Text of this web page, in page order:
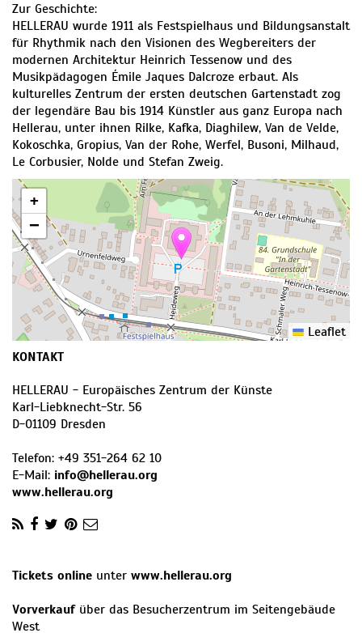
Zur Geschichte:
HELLERAU wurde 1911 als Festspielhaus und Bildungsanstalt
für Rhythmik nach den Visionen des Wegbereiters der
modernen Architektur Heinrich Tessenow und des
Musikpädagogen Émile Jaques Dalcroze erbaut. Als
kulturelles Zentrum der ersten deutschen Gartenstadt zog
der legendäre Bau bis 1914 Künstler aus ganz Europa nach
Hellerau, unter ihnen Rilke, Kafka, Diaghilew, Van de Velde,
Kokoschka, Gropius, Van der Rohe, Werfel, Busoni, Milhaud,
Le Corbusier, Nolde und Stefan Zweig.
+
−
Leaflet
KONTAKT
HELLERAU - Europäisches Zentrum der Künste
Karl-Liebknecht-Str. 56
D-01109 Dresden
Telefon: +49 351-264 62 10
E-Mail: info@hellerau.org
www.hellerau.org
Tickets online unter www.hellerau.org
Vorverkauf über das Besucherzentrum im Seitengebäude
West